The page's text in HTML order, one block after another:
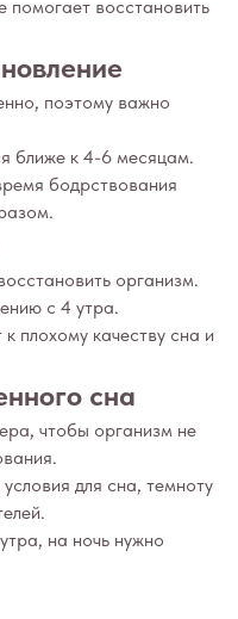
помогает восстановить
поэтому важно
ближе к 4-6 месяцам.
бодрствования
организм.
с 4 утра.
плохому качеству сна и
сна
чтобы организм не
для сна, темноту
на ночь нужно